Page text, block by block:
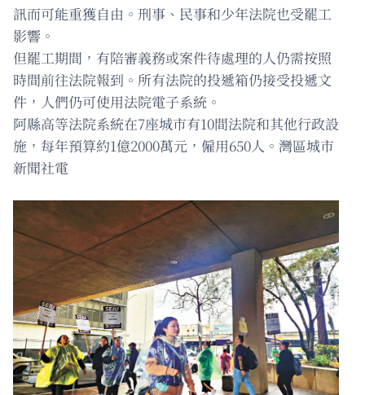
訊而可能重獲自由。刑事、民事和少年法院也受罷工
影響。
但罷工期間，有陪審義務或案件待處理的人仍需按照
時間前往法院報到。所有法院的投遞箱仍接受投遞文
件，人們仍可使用法院電子系統。
阿縣高等法院系統在7座城市有10間法院和其他行政設
施，每年預算約1億2000萬元，僱用650人。灣區城市
新聞社電